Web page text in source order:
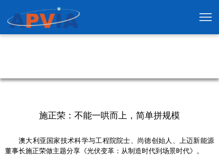
施正荣：不能一哄而上，简单拼规模
澳大利亚国家技术科学与工程院院士、尚德创始人、上迈新能源
董事长施正荣做主题分享《光伏变革：从制造时代到场景时代》。